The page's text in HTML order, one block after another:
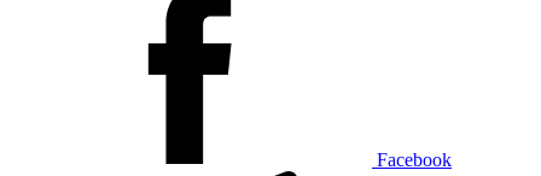
Facebook